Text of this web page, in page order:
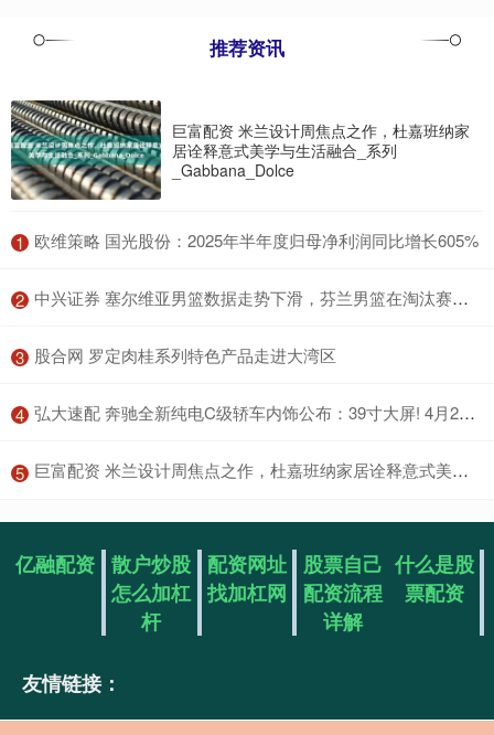
推荐资讯
巨富配资 米兰设计周焦点之作，杜嘉班纳家
居诠释意式美学与生活融合_系列
_Gabbana_Dolce
1 ​欧维策略 国光股份：2025年半年度归母净利润同比增长605%
2 ​中兴证券 塞尔维亚男篮数据走势下滑，芬兰男篮在淘汰赛挑战能量？
3 ​股合网 罗定肉桂系列特色产品走进大湾区
4 ​弘大速配 奔驰全新纯电C级轿车内饰公布：39寸大屏! 4月20日首发
5 ​巨富配资 米兰设计周焦点之作，杜嘉班纳家居诠释意式美学与生活融合_系列_Gabbana_Dolce
亿融配资 散户炒股
怎么加杠
杆
配资网址
找加杠网
股票自己
配资流程
详解
什么是股
票配资
友情链接：